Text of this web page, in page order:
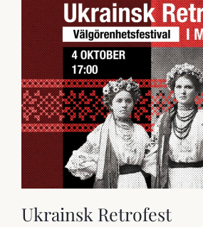
Ukrainsk Retrofest